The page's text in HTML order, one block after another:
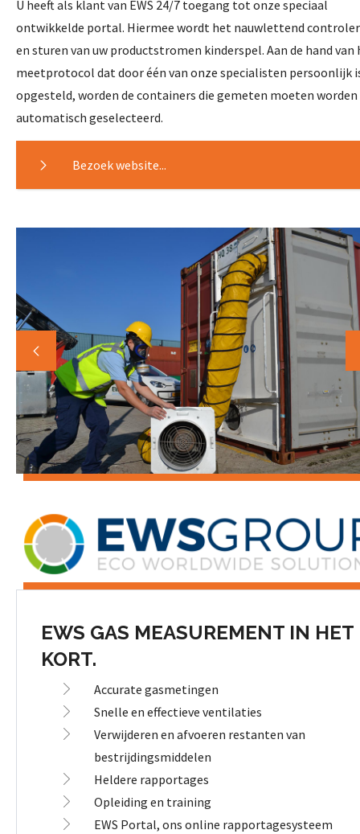
U heeft als klant van EWS 24/7 toegang tot onze speciaal
ontwikkelde portal. Hiermee wordt het nauwlettend
en sturen van uw productstromen kinderspel. Aan de hand van
meetprotocol dat door één van onze specialisten persoonlijk
opgesteld, worden de containers die gemeten moeten worden
automatisch geselecteerd.
Bezoek website...
EWS GAS MEASUREMENT IN HET
KORT.
Accurate gasmetingen
Snelle en effectieve ventilaties
Verwijderen en afvoeren restanten van
bestrijdingsmiddelen
Heldere rapportages
Opleiding en training
EWS Portal, ons online rapportagesysteem